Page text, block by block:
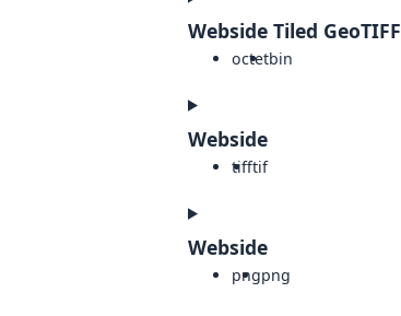
Webside Tiled GeoTIFF
octetbin
Webside
tifftif
Webside
pngpng